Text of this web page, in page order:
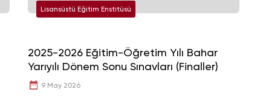
Lisansüstü Eğitim Enstitüsü
2025-2026 Eğitim-Öğretim Yılı Bahar
Yarıyılı Dönem Sonu Sınavları (Finaller)
9 May 2026